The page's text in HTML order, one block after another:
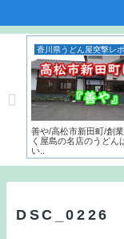
香川県うどん屋突撃レ
善や/高松市新田町/創
く屋島の名店のうどん
い..
DSC_0226